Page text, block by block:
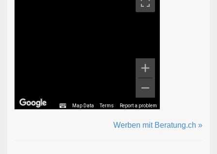
Map Data Terms Report a problem
Werben mit Beratung.ch »